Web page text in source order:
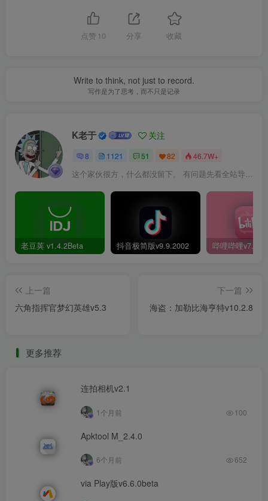
点赞 10 分享 收藏
Write to think, not just to record.
写作是为了思考，而不只是记录
K老于 关注
8 1121 51 82 46.7W+
这个家伙很方，什么都没留下。 有问题先看全站导航页，解决不了再@我！
老豆荚 v1.4.2Beta 抖音极简版v9.9.2002
上一篇
六角指挥官梦幻英雄v5.3
下一篇
海盗：加勒比海亨特v10.2.8
更多推荐
连拍相机v2.1
1个月前 100
Apktool M_2.4.0
6个月前 652
via Play版v6.6.0beta